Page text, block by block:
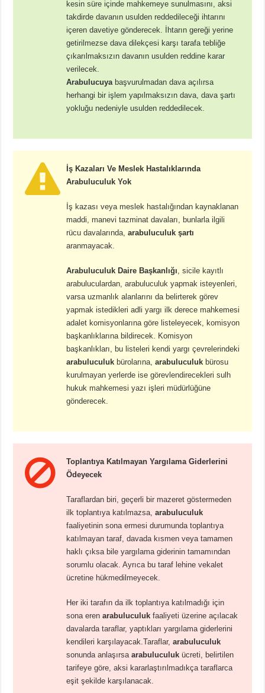
kesin süre içinde mahkemeye sunulmasını, aksi
takdirde davanın usulden reddedileceği ihtarını
içeren davetiye gönderecek. İhtarın gereği yerine
getirilmezse dava dilekçesi karşı tarafa tebliğe
çıkarılmaksızın davanın usulden reddine karar
verilecek.
Arabulucuya başvurulmadan dava açılırsa
herhangi bir işlem yapılmaksızın dava, dava şartı
yokluğu nedeniyle usulden reddedilecek.
İş Kazaları Ve Meslek Hastalıklarında
Arabuluculuk Yok
İş kazası veya meslek hastalığından kaynaklanan
maddi, manevi tazminat davaları, bunlarla ilgili
rücu davalarında,arabuluculuk şartı
aranmayacak.
Arabuluculuk Daire Başkanlığı , sicile kayıtlı
arabuluculardan, arabuluculuk yapmak isteyenleri,
varsa uzmanlık alanlarını da belirterek görev
yapmak istedikleri adli yargı ilk derece mahkemesi
adalet komisyonlarına göre listeleyecek, komisyon
başkanlıklarına bildirecek. Komisyon
başkanlıkları, bu listeleri kendi yargı çevrelerindeki
arabuluculuk bürolarına,arabuluculuk bürosu
kurulmayan yerlerde ise görevlendirecekleri sulh
hukuk mahkemesi yazı işleri müdürlüğüne
gönderecek.
Toplantıya Katılmayan Yargılama Giderlerini
Ödeyecek
Taraflardan biri, geçerli bir mazeret göstermeden
ilk toplantıya katılmazsa,arabuluculuk
faaliyetinin sona ermesi durumunda toplantıya
katılmayan taraf, davada kısmen veya tamamen
haklı çıksa bile yargılama giderinin tamamından
sorumlu olacak. Ayrıca bu taraf lehine vekalet
ücretine hükmedilmeyecek.
Her iki tarafın da ilk toplantıya katılmadığı için
sona erenarabuluculuk faaliyeti üzerine açılacak
davalarda taraflar, yaptıkları yargılama giderlerini
kendileri karşılayacak.Taraflar,arabuluculuk
sonunda anlaşırsaarabuluculuk ücreti, belirtilen
tarifeye göre, aksi kararlaştırılmadıkça taraflarca
eşit şekilde karşılanacak.